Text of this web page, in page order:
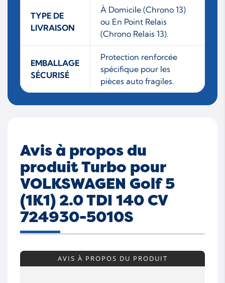
TYPE DE
LIVRAISON
À Domicile (Chrono 13)
ou En Point Relais
(Chrono Relais 13).
EMBALLAGE
SÉCURISÉ
Protection renforcée
spécifique pour les
pièces auto fragiles.
Avis à propos du
produit Turbo pour
VOLKSWAGEN Golf 5
(1K1) 2.0 TDI 140 CV
724930-5010S
AVIS À PROPOS DU PRODUIT